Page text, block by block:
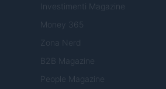
Investimenti Magazine
Money 365
Zona Nerd
B2B Magazine
People Magazine